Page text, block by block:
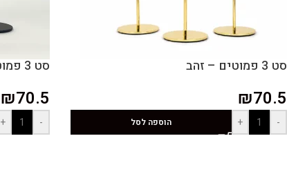
סט 3 פמוטים – זהב
₪70.5
-
+ הוספה לסל
סט 3 פמוטים – שחור
₪70.5
-
+